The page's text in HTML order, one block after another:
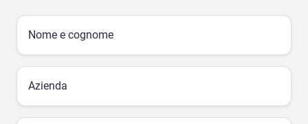
Nome e cognome
Azienda